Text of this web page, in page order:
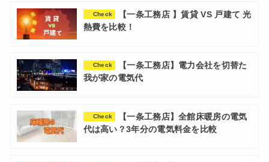
Check
【一条工務店 】賃貸 VS 戸建て 光
熱費を比較！
Check
【一条工務店】電力会社を切替た
我が家の電気代
Check
【一条工務店】全館床暖房の電気
代は高い？3年分の電気料金を比較